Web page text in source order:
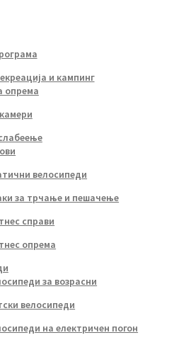
и кампинг
опрема
велосипеди
за трчање и пешачење
справи
опрема
за возрасни
велосипеди
на електричен погон